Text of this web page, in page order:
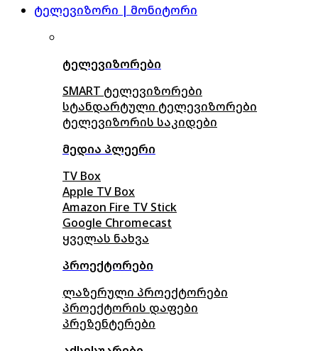
ტელევიზორი | მონიტორი
ტელევიზორები
SMART ტელევიზორები
სტანდარტული ტელევიზორები
ტელევიზორის საკიდები
მედია პლეერი
TV Box
Apple TV Box
Amazon Fire TV Stick
Google Chromecast
ყველას ნახვა
პროექტორები
ლაზერული პროექტორები
პროექტორის დაფები
პრეზენტერები